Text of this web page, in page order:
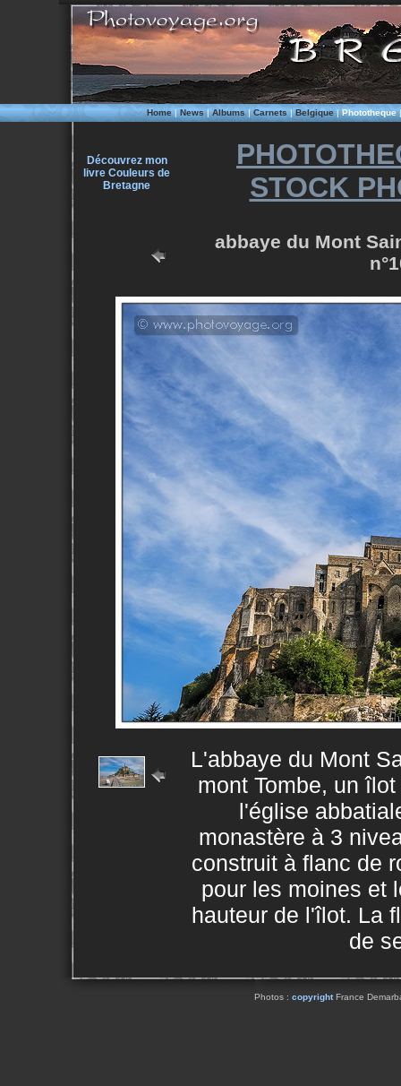
Home|News|Albums|Carnets|Belgique|Phototheque
Découvrez mon
livre Couleurs de
Bretagne
STOCK
abbaye du Mont
L'abbaye du Mont
mont Tombe, un
l'église
monastère à 3
construit à flanc de
pour les moines et
hauteur de l'îlot. La
de
Photos : copyrightFrance